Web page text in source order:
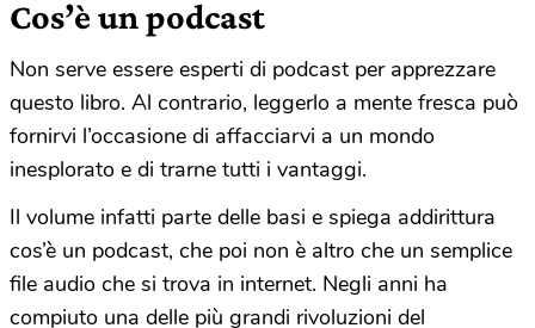
Cos’è un podcast
Non serve essere esperti di podcast per apprezzare
questo libro. Al contrario, leggerlo a mente fresca può
fornirvi l’occasione di affacciarvi a un mondo
inesplorato e di trarne tutti i vantaggi.
Il volume infatti parte delle basi e spiega addirittura
cos’è un podcast, che poi non è altro che un semplice
file audio che si trova in internet. Negli anni ha
compiuto una delle più grandi rivoluzioni del